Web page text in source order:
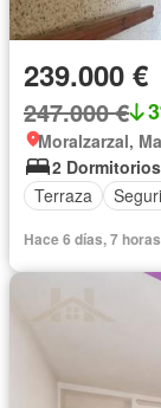
239.000 €
247.000 €
Moralzarzal,
2 Dormitorios
Terraza
Hace 6 días, 7